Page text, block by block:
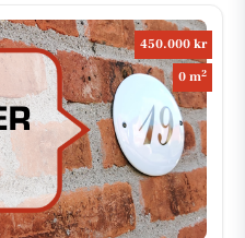
450.000 kr
0 m2